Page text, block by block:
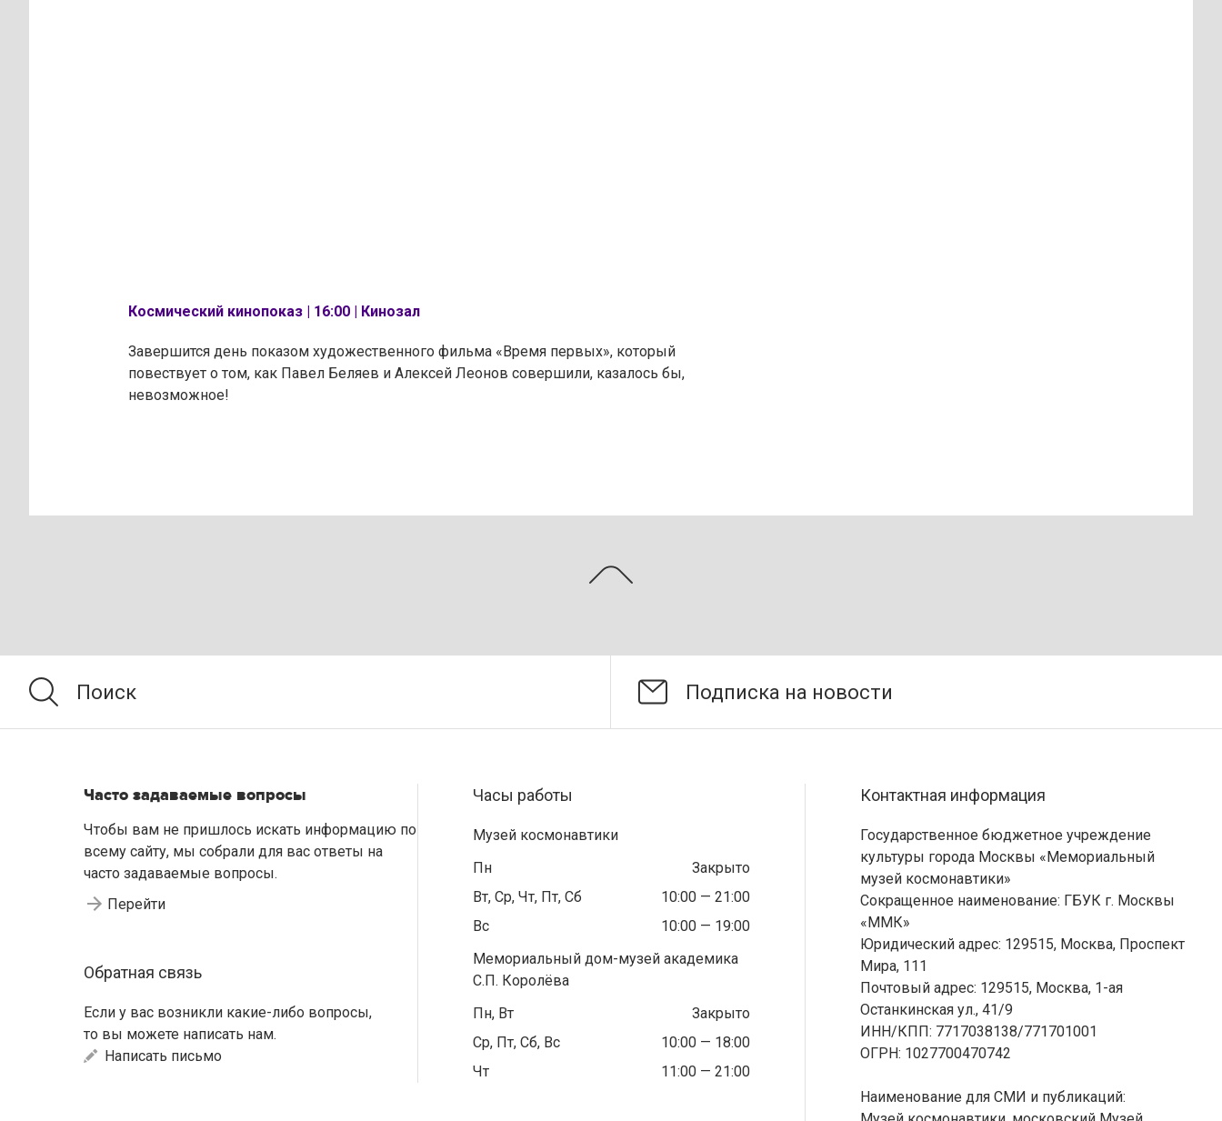
Космический кинопоказ | 16:00 | Кинозал
Завершится день показом художественного фильма «Время первых», который
повествует о том, как Павел Беляев и Алексей Леонов совершили, казалось бы,
невозможное!
Часто задаваемые вопросы
Чтобы вам не пришлось искать информацию по
всему сайту, мы собрали для вас ответы на
часто задаваемые вопросы.
Перейти
Обратная связь
Если у вас возникли какие-либо вопросы,
то вы можете написать нам.
Написать письмо
Часы работы
Музей космонавтики
Пн
Закрыто
Вт, Ср, Чт, Пт, Сб
10:00 — 21:00
Вс
10:00 — 19:00
Мемориальный дом-музей академика
С.П. Королёва
Пн, Вт
Закрыто
Ср, Пт, Сб, Вс
10:00 — 18:00
Чт
11:00 — 21:00
Контактная информация
Государственное бюджетное учреждение
культуры города Москвы «Мемориальный
музей космонавтики»
Сокращенное наименование: ГБУК г. Москвы
«ММК»
Юридический адрес: 129515, Москва, Проспект
Мира, 111
Почтовый адрес: 129515, Москва, 1-ая
Останкинская ул., 41/9
ИНН/КПП: 7717038138/771701001
ОГРН: 1027700470742
Наименование для СМИ и публикаций: